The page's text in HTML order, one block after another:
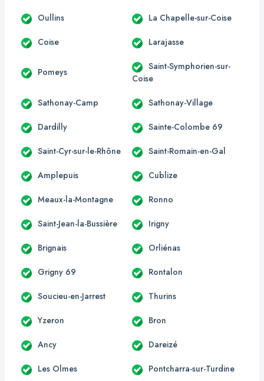
Oullins La Chapelle-sur-Coise
Coise Larajasse
Pomeys
Saint-Symphorien-sur-
Coise
Sathonay-Camp Sathonay-Village
Dardilly Sainte-Colombe 69
Saint-Cyr-sur-le-Rhône Saint-Romain-en-Gal
Amplepuis Cublize
Meaux-la-Montagne Ronno
Saint-Jean-la-Bussière Irigny
Brignais Orliénas
Grigny 69 Rontalon
Soucieu-en-Jarrest Thurins
Yzeron Bron
Ancy Dareizé
Les Olmes Pontcharra-sur-Turdine